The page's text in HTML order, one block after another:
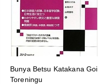
Bunya Betsu Katakana Goi
Toreningu